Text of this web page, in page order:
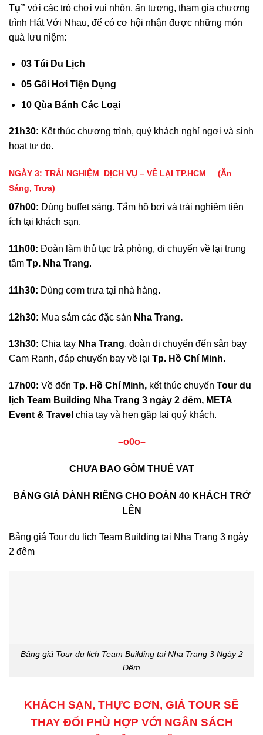
Tụ” với các trò chơi vui nhộn, ấn tượng, tham gia chương
trình Hát Với Nhau, để có cơ hội nhận được những món
quà lưu niệm:
03 Túi Du Lịch
05Gối Hơi Tiện Dụng
10Qùa Bánh Các Loại
21h30: Kết thúc chương trình, quý khách nghỉ ngơi và sinh
hoạt tự do.
NGÀY 3: TRẢI NGHIỆM DỊCH VỤ – VỀ LẠI TP.HCM (Ăn
Sáng, Trưa)
07h00: Dùng buffet sáng. Tắm hồ bơi và trải nghiệm tiện
ích tại khách sạn.
11h00: Đoàn làm thủ tục trả phòng, di chuyển về lại trung
tâm Tp. Nha Trang.
11h30: Dùng cơm trưa tại nhà hàng.
12h30: Mua sắm các đặc sản Nha Trang.
13h30: Chia tay Nha Trang, đoàn di chuyển đến sân bay
Cam Ranh, đáp chuyến bay về lại Tp. Hồ Chí Minh.
17h00: Về đến Tp. Hồ Chí Minh, kết thúc chuyến Tour du
lịch Team Building Nha Trang 3 ngày 2 đêm, META
Event & Travel chia tay và hẹn gặp lại quý khách.
–o0o–
CHƯA BAO GỒM THUẾ VAT
BẢNG GIÁ DÀNH RIÊNG CHO ĐOÀN 40 KHÁCH TRỞ
LÊN
Bảng giá Tour du lịch Team Building tại Nha Trang 3 ngày
2 đêm
Bảng giá Tour du lịch Team Building tại Nha Trang 3 Ngày 2
Đêm
KHÁCH SẠN, THỰC ĐƠN, GIÁ TOUR SẼ
THAY ĐỔI PHÙ HỢP VỚI NGÂN SÁCH